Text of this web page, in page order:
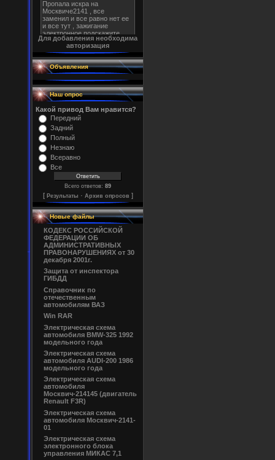
Для добавления необходима
авторизация
Объявления
Наш опрос
Какой привод Вам нравится?
Передний
Задний
Полный
Незнаю
Всеравно
Все
Всего ответов: 89
[ Результаты · Архив опросов ]
Новые файлы
КОДЕКС РОССИЙСКОЙ
ФЕДЕРАЦИИ ОБ
АДМИНИСТРАТИВНЫХ
ПРАВОНАРУШЕНИЯХ от 30
декабря 2001г.
Защита от инспектора
ГИБДД
Справочник по
отечественным
автомобилям ВАЗ
Win RAR
Электрическая схема
автомобиля BMW-325 1992
модельного года
Электрическая схема
автомобиля AUDI-200 1986
модельного года
Электрическая схема
автомобиля
Москвич-214145 (двигатель
Renault F3R)
Электрическая схема
автомобиля Москвич-2141-
01
Электрическая схема
электронного блока
управления МИКАС 7,1